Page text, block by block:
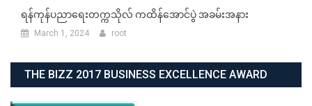
ရန်ကုန်ပညာရေးတက္ကသိုလ် ကထိန်အောင်ပွဲ အခမ်းအနား
March 1, 2024 root
THE BIZZ 2017 BUSINESS EXCELLENCE AWARD